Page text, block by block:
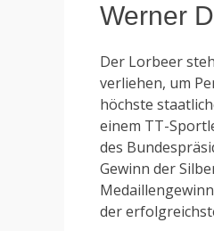
Werner
Der Lorbeer
verliehen, um
höchste
einem TT-
des
Gewinn der
der